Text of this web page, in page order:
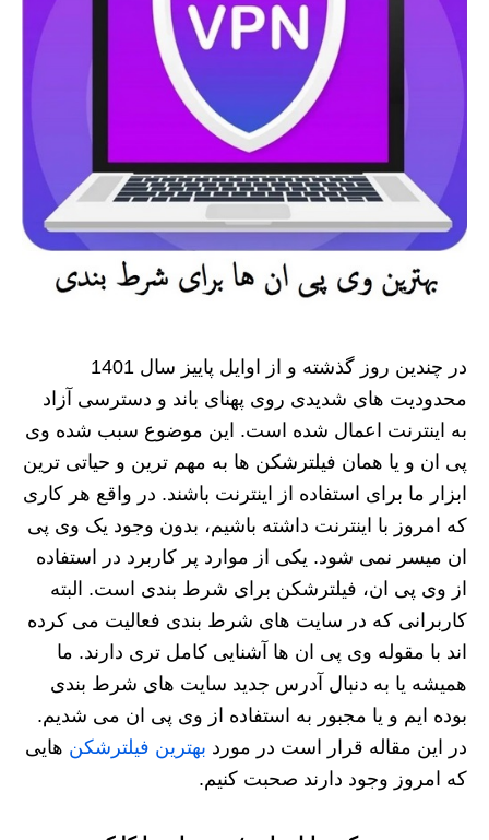
در چندین روز گذشته و از اوایل پاییز سال 1401
محدودیت های شدیدی روی پهنای باند و دسترسی آزاد
به اینترنت اعمال شده است. این موضوع سبب شده وی
پی ان و یا همان فیلترشکن ها به مهم ترین و حیاتی ترین
ابزار ما برای استفاده از اینترنت باشند. در واقع هر کاری
که امروز با اینترنت داشته باشیم، بدون وجود یک وی پی
ان میسر نمی شود. یکی از موارد پر کاربرد در استفاده
از وی پی ان، فیلترشکن برای شرط بندی است. البته
کاربرانی که در سایت های شرط بندی فعالیت می کرده
اند با مقوله وی پی ان ها آشنایی کامل تری دارند. ما
همیشه یا به دنبال آدرس جدید سایت های شرط بندی
بوده ایم و یا مجبور به استفاده از وی پی ان می شدیم.
در این مقاله قرار است در مورد بهترین فیلترشکن هایی
که امروز وجود دارند صحبت کنیم.